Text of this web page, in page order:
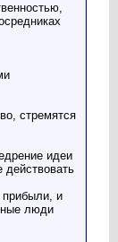
стремятся
идеи
действовать
прибыли, и
люди